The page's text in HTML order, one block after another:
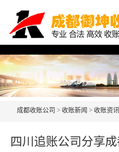
成都收账公司 > 收账新闻 > 收账资讯
四川追账公司分享